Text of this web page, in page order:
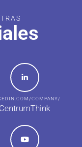
COMPANY/
CentrumThink